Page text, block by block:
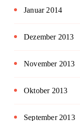
Januar 2014
Dezember 2013
November 2013
Oktober 2013
September 2013